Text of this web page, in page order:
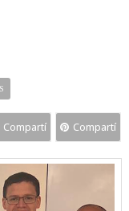
Compartí Compartí